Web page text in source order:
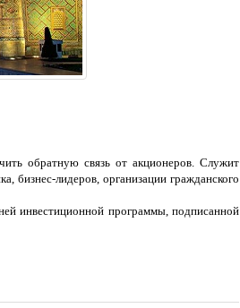
обратную связь от акционеров. Служит
бизнес-лидеров, организации гражданского
инвестиционной программы, подписанной